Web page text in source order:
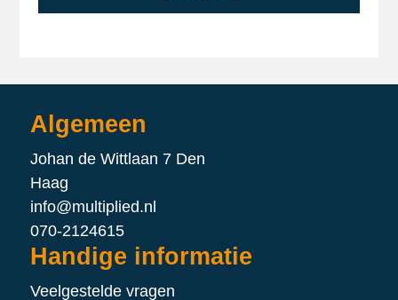
Algemeen
Johan de Wittlaan 7 Den
Haag
info@multiplied.nl
070-2124615
Handige informatie
Veelgestelde vragen